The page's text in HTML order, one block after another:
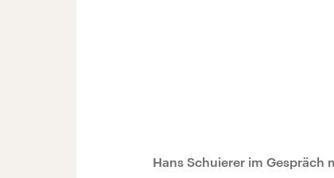
Hans Schuierer im Gespräch